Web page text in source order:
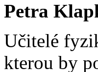
Petra
Učitelé
kterou by